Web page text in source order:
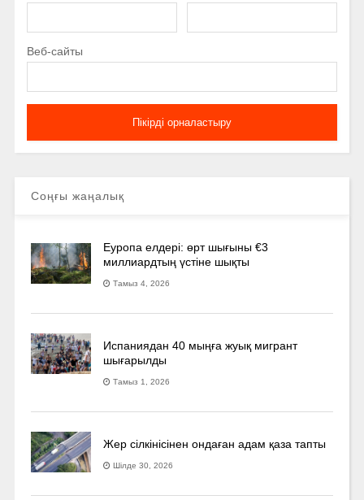
Веб-сайты
Соңғы жаңалық
Еуропа елдері: өрт шығыны €3
миллиардтың үстіне шықты
Тамыз 4, 2026
Испаниядан 40 мыңға жуық мигрант
шығарылды
Тамыз 1, 2026
Жер сілкінісінен ондаған адам қаза тапты
Шілде 30, 2026